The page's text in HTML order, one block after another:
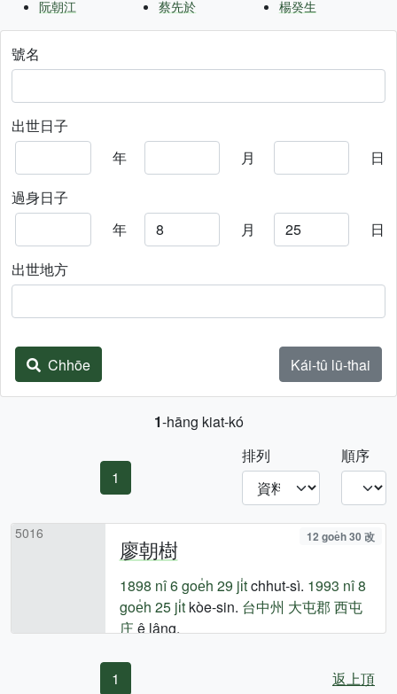
阮朝江
蔡先於
楊癸生
號名
出世日子
年
月
日
過身日子
年
月
日
出世地方
Chhōe Kái-tû lū-thai
1-hāng kiat-kó
1
排列 順序
5016
廖朝樹 12 goe̍h 30 改
1898 nî6 goe̍h 29 ji̍tchhut-sì. 1993 nî8
goe̍h 25 ji̍tkòe-sin. 台中州 大屯郡 西屯
庄ê lâng.
1 返上頂